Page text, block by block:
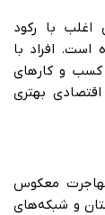
با رکود
است. افراد با
کسب و کارهای
بهتری
معکوس
و شبکه‌های